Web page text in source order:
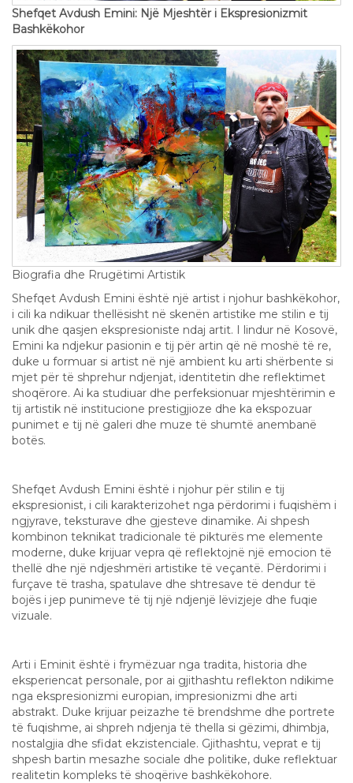
Shefqet Avdush Emini: Një Mjeshtër i Ekspresionizmit
Bashkëkohor
Biografia dhe Rrugëtimi Artistik
Shefqet Avdush Emini është një artist i njohur bashkëkohor,
i cili ka ndikuar thellësisht në skenën artistike me stilin e tij
unik dhe qasjen ekspresioniste ndaj artit. I lindur në Kosovë,
Emini ka ndjekur pasionin e tij për artin që në moshë të re,
duke u formuar si artist në një ambient ku arti shërbente si
mjet për të shprehur ndjenjat, identitetin dhe reflektimet
shoqërore. Ai ka studiuar dhe perfeksionuar mjeshtërimin e
tij artistik në institucione prestigjioze dhe ka ekspozuar
punimet e tij në galeri dhe muze të shumtë anembanë
botës.
Shefqet Avdush Emini është i njohur për stilin e tij
ekspresionist, i cili karakterizohet nga përdorimi i fuqishëm i
ngjyrave, teksturave dhe gjesteve dinamike. Ai shpesh
kombinon teknikat tradicionale të pikturës me elemente
moderne, duke krijuar vepra që reflektojnë një emocion të
thellë dhe një ndjeshmëri artistike të veçantë. Përdorimi i
furçave të trasha, spatulave dhe shtresave të dendur të
bojës i jep punimeve të tij një ndjenjë lëvizjeje dhe fuqie
vizuale.
Arti i Eminit është i frymëzuar nga tradita, historia dhe
eksperiencat personale, por ai gjithashtu reflekton ndikime
nga ekspresionizmi europian, impresionizmi dhe arti
abstrakt. Duke krijuar peizazhe të brendshme dhe portrete
të fuqishme, ai shpreh ndjenja të thella si gëzimi, dhimbja,
nostalgjia dhe sfidat ekzistenciale. Gjithashtu, veprat e tij
shpesh bartin mesazhe sociale dhe politike, duke reflektuar
realitetin kompleks të shoqërive bashkëkohore.